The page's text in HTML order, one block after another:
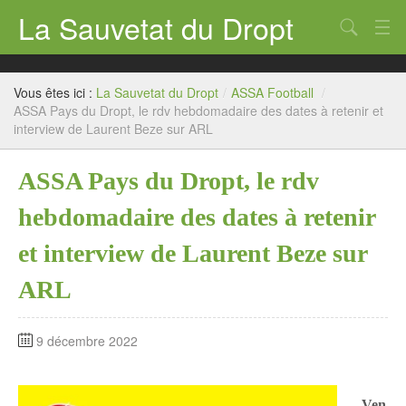
La Sauvetat du Dropt
Accueil
Mairie
Le village
Annuaire Pro
Écoles
Archives
Agenda 2026
Contact
Chercher
Vous êtes ici : La Sauvetat du Dropt / ASSA Football /
ASSA Pays du Dropt, le rdv hebdomadaire des dates à retenir et
interview de Laurent Beze sur ARL
ASSA Pays du Dropt, le rdv
hebdomadaire des dates à retenir
et interview de Laurent Beze sur
ARL
9 décembre 2022